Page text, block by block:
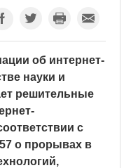
об интернет-
науки и
решительные
с
о прорывах в